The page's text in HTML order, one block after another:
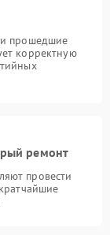
и прошедшие
корректную
ремонт
провести